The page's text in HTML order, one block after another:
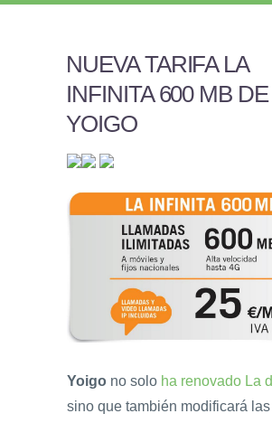
NUEVA TARIFA LA
INFINITA 600 MB DE
YOIGO
Yoigo no solo ha renovado La
sino que también modificará